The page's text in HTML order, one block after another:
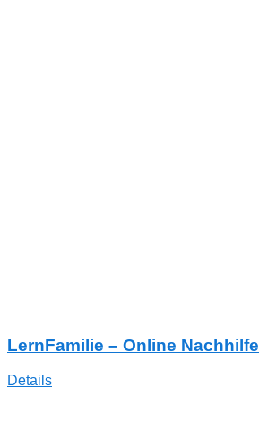
LernFamilie – Online Nachhilfe
Details